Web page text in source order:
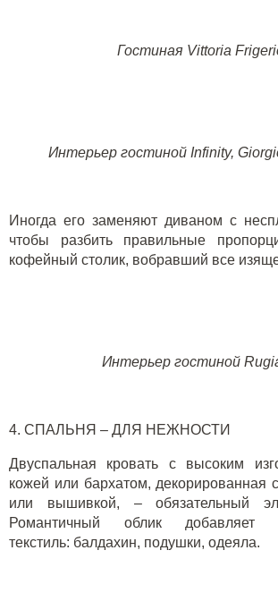
Гостиная Vittoria
Интерьер гостиной Infinity,
Иногда его заменяют диваном с
чтобы разбить правильные
кофейный столик, вобравший все
Интерьер гостиной
4. СПАЛЬНЯ – ДЛЯ НЕЖНОСТИ
Двуспальная кровать с высоким
кожей или бархатом, декорированная
или вышивкой, –обязательный
Романтичный облик добавляет
текстиль: балдахин, подушки, одеяла.